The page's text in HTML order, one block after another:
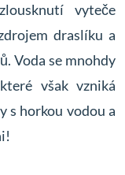
vyteče
draslíku a
Voda se mnohdy
však vzniká
s horkou vodou a